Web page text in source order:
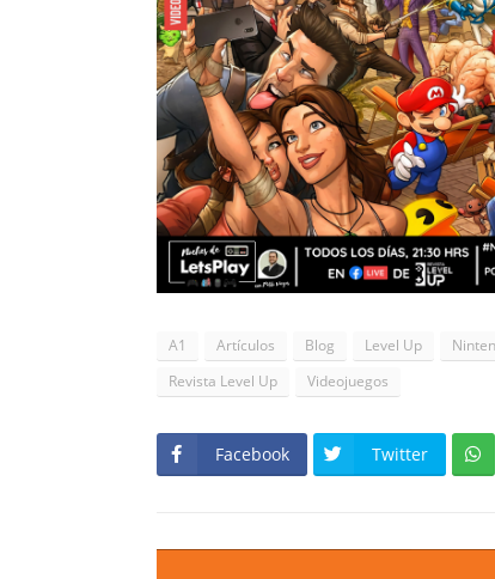
A1 Artículos Blog Level Up
Revista Level Up
Videojuegos
Facebook Twitter